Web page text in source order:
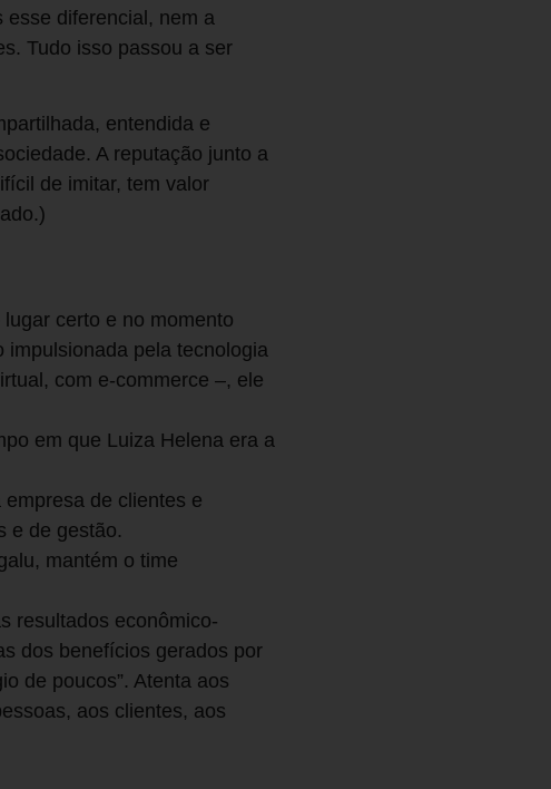
diferencial, nem a
Tudo isso passou a ser
entendida e
A reputação junto a
de imitar, tem valor
certo e no momento
impulsionada pela tecnologia
com e-commerce –, ele
em que Luiza Helena era a
de clientes e
e de gestão.
mantém o time
resultados econômico-
dos benefícios gerados por
de poucos”. Atenta aos
aos clientes, aos